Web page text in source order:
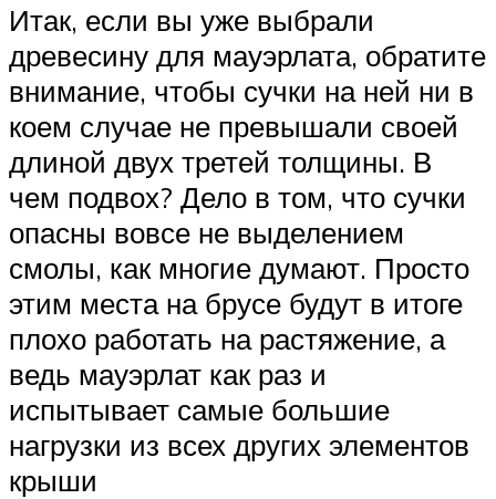
Итак, если вы уже выбрали
древесину для мауэрлата, обратите
внимание, чтобы сучки на ней ни в
коем случае не превышали своей
длиной двух третей толщины. В
чем подвох? Дело в том, что сучки
опасны вовсе не выделением
смолы, как многие думают. Просто
этим места на брусе будут в итоге
плохо работать на растяжение, а
ведь мауэрлат как раз и
испытывает самые большие
нагрузки из всех других элементов
крыши